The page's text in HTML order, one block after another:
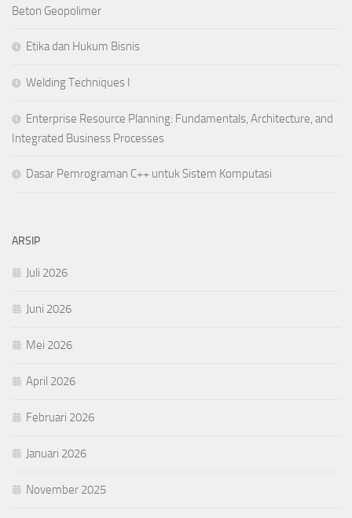
Beton Geopolimer
Etika dan Hukum Bisnis
Welding Techniques I
Enterprise Resource Planning: Fundamentals, Architecture, and
Integrated Business Processes
Dasar Pemrograman C++ untuk Sistem Komputasi
ARSIP
Juli 2026
Juni 2026
Mei 2026
April 2026
Februari 2026
Januari 2026
November 2025